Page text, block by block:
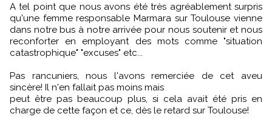
A tel point que nous avons été très agréablement surpris
qu'une femme responsable Marmara sur Toulouse vienne
dans notre bus à notre arrivée pour nous soutenir et nous
reconforter en employant des mots comme "situation
catastrophique" "excuses" etc...
Pas rancuniers, nous l'avons remerciée de cet aveu
sincère! Il n'en fallait pas moins mais
peut être pas beaucoup plus, si cela avait été pris en
charge de cette façon et ce, dès le retard sur Toulouse!